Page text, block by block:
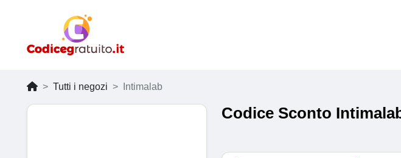
Tutti i negozi Intimalab
Codice Sconto